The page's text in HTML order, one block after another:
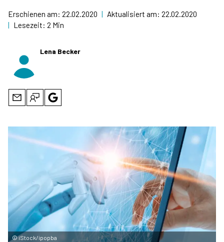
Erschienen am: 22.02.2020 | Aktualisiert am: 22.02.2020
| Lesezeit: 2 Min
Lena Becker
©iStock/ipopba